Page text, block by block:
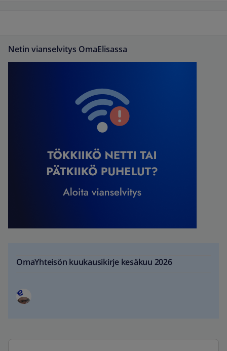
Netin vianselvitys OmaElisassa
OmaYhteisön kuukausikirje kesäkuu 2026